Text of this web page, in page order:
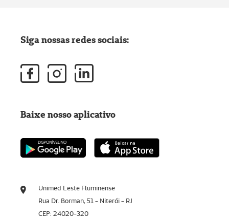
Unimed Leste Fluminense
Rua Dr. Borman, 51 - Niterói - RJ
CEP: 24020-320
Siga nossas redes sociais:
Baixe nosso aplicativo